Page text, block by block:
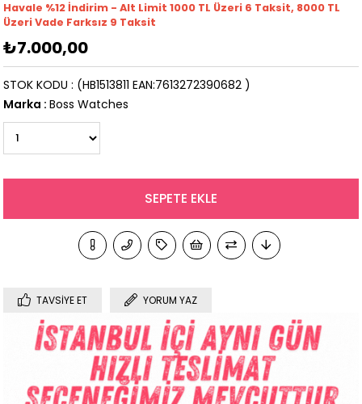
Havale %12 İndirim - Alt Limit 1000 TL Üzeri 6 Taksit, 8000 TL
Üzeri Vade Farksız 9 Taksit
₺7.000,00
(HB1513811 EAN:7613272390682 )
STOK KODU
Marka : Boss Watches
TAVSIYE ET YORUM YAZ